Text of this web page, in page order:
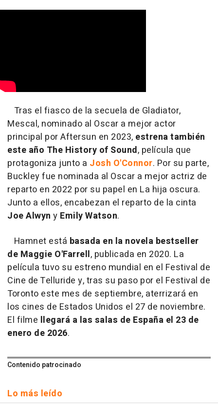
Tras el fiasco de la secuela de Gladiator,
Mescal, nominado al Oscar a mejor actor
principal por Aftersun en 2023, estrena también
este año The History of Sound, película que
protagoniza junto a Josh O'Connor. Por su parte,
Buckley fue nominada al Oscar a mejor actriz de
reparto en 2022 por su papel en La hija oscura.
Junto a ellos, encabezan el reparto de la cinta
Joe Alwyn y Emily Watson.
Hamnet está basada en la novela bestseller
de Maggie O'Farrell, publicada en 2020. La
película tuvo su estreno mundial en el Festival de
Cine de Telluride y, tras su paso por el Festival de
Toronto este mes de septiembre, aterrizará en
los cines de Estados Unidos el 27 de noviembre.
El filme llegará a las salas de España el 23 de
enero de 2026.
Contenido patrocinado
Lo más leído